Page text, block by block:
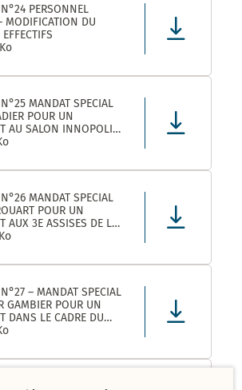
PERSONNEL
MODIFICATION DU
MANDAT SPECIAL
POUR UN
AU SALON INNOPOLIS
MANDAT SPECIAL
POUR UN
AUX 3E ASSISES DE LA
ARLES
– MANDAT SPECIAL
POUR UN
DANS LE CADRE DU
INFO JEUNES A
examinées